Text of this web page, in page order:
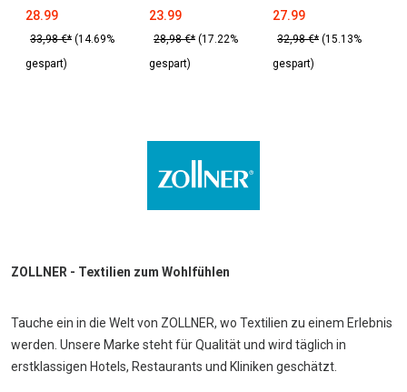
Baumwolle
28.99
33,98 €* (14.69%
gespart)
Baumwolle
23.99
28,98 €* (17.22%
gespart)
20x53 cm
27.99
32,98 €* (15.13%
gespart)
ZOLLNER - Textilien zum Wohlfühlen
Tauche ein in die Welt von ZOLLNER, wo Textilien zu einem Erlebnis
werden. Unsere Marke steht für Qualität und wird täglich in
erstklassigen Hotels, Restaurants und Kliniken geschätzt.